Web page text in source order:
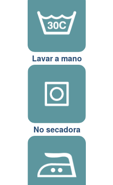
Lavar a mano
No secadora